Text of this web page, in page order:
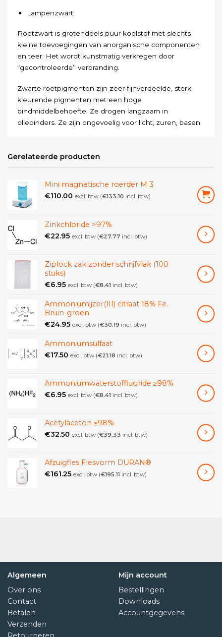
Lampenzwart.
Roetzwart is grotendeels puur koolstof met slechts
kleine toevoegingen van anorganische componenten
en teer. Het wordt kunstmatig verkregen door
“gecontroleerde” verbranding.
Zwarte roetpigmenten zijn zeer fijnverdeelde, sterk
kleurende pigmenten met een hoge
bindmiddelbehoefte. Ze drogen langzaam in
oliebinders. Ze zijn ongevoelig voor licht, zuren, basen
van de verpakking en tijdens de verwerking!
Gerelateerde producten
Mini magnetische roerder M 3
€110.00 excl. btw (€133.10 incl. btw)
Zinkchloride >97%
€22.95 excl. btw (€27.77 incl. btw)
Ziplock zak zonder schrijfvlak (100
stuks)
€6.95 excl. btw (€8.41 incl. btw)
Ammoniumijzer(III) citraat 18% Fe.
Bruin-groen
€24.95 excl. btw (€30.19 incl. btw)
Ammoniumsulfaat
€17.50 excl. btw (€21.18 incl. btw)
Ammoniumwaterstoffluoride ≥98%
€6.95 excl. btw (€8.41 incl. btw)
Acetylaceton ≥98%
€32.50 excl. btw (€39.33 incl. btw)
Afzuigfles Flesvorm DURAN®
€161.25 excl. btw (€195.11 incl. btw)
Algemeen
Over ons
Contact
Betalen
Verzenden
Mijn account
Bestellingen
Downloads
Accountgegevens